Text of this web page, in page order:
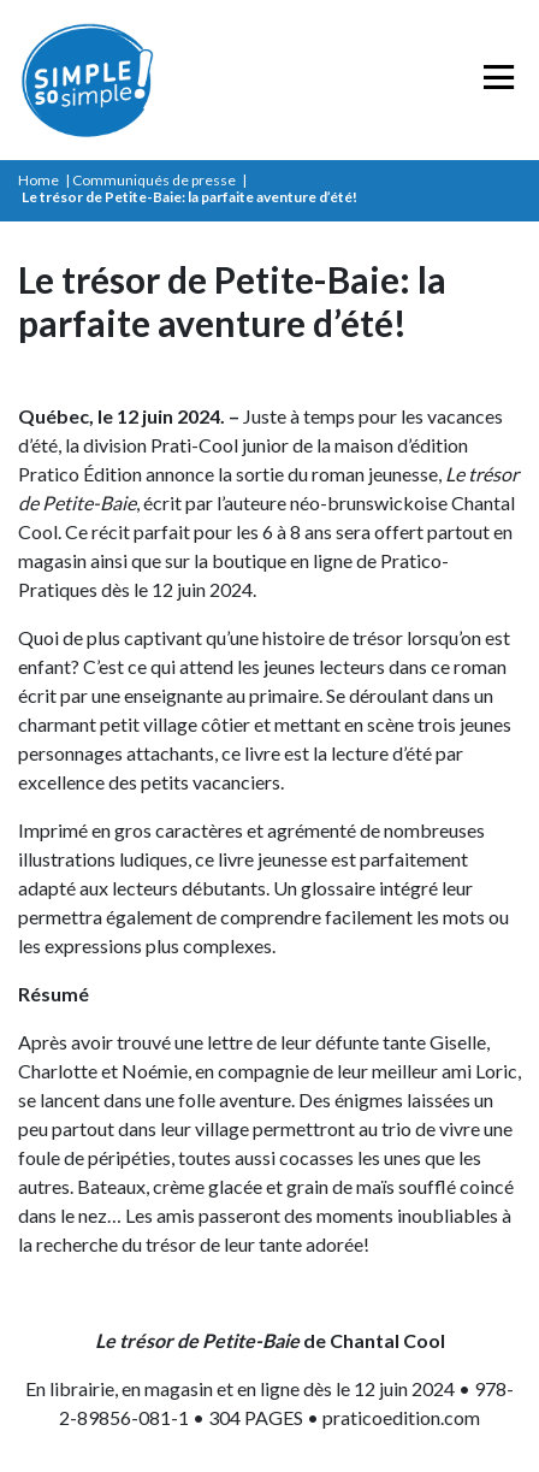
Home | Communiqués de presse |
Le trésor de Petite-Baie: la parfaite aventure d’été!
Le trésor de Petite-Baie: la
parfaite aventure d’été!
Québec, le 12 juin 2024. – Juste à temps pour les vacances
d’été, la division Prati-Cool junior de la maison d’édition
Pratico Édition annonce la sortie du roman jeunesse, Le trésor
de Petite-Baie, écrit par l’auteure néo-brunswickoise Chantal
Cool. Ce récit parfait pour les 6 à 8 ans sera offert partout en
magasin ainsi que sur la boutique en ligne de Pratico-
Pratiques dès le 12 juin 2024.
Quoi de plus captivant qu’une histoire de trésor lorsqu’on est
enfant? C’est ce qui attend les jeunes lecteurs dans ce roman
écrit par une enseignante au primaire. Se déroulant dans un
charmant petit village côtier et mettant en scène trois jeunes
personnages attachants, ce livre est la lecture d’été par
excellence des petits vacanciers.
Imprimé en gros caractères et agrémenté de nombreuses
illustrations ludiques, ce livre jeunesse est parfaitement
adapté aux lecteurs débutants. Un glossaire intégré leur
permettra également de comprendre facilement les mots ou
les expressions plus complexes.
Résumé
Après avoir trouvé une lettre de leur défunte tante Giselle,
Charlotte et Noémie, en compagnie de leur meilleur ami Loric,
se lancent dans une folle aventure. Des énigmes laissées un
peu partout dans leur village permettront au trio de vivre une
foule de péripéties, toutes aussi cocasses les unes que les
autres. Bateaux, crème glacée et grain de maïs soufflé coincé
dans le nez… Les amis passeront des moments inoubliables à
la recherche du trésor de leur tante adorée!
Le trésor de Petite-Baiede Chantal Cool
En librairie, en magasin et en ligne dès le 12 juin 2024 • 978-
2-89856-081-1 • 304 PAGES • praticoedition.com